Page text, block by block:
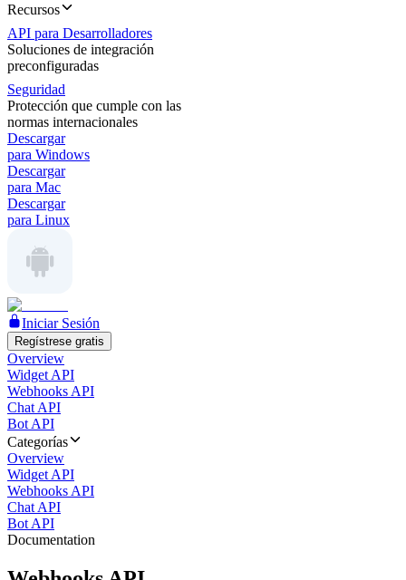
Recursos
API para Desarrolladores
Soluciones de integración
preconfiguradas
Seguridad
Protección que cumple con las
normas internacionales
Descargar
para Windows
Descargar
para Mac
Descargar
para Linux
Iniciar Sesión
Regístrese gratis
Overview
Widget API
Webhooks API
Chat API
Bot API
Categorías
Overview
Widget API
Webhooks API
Chat API
Bot API
Documentation